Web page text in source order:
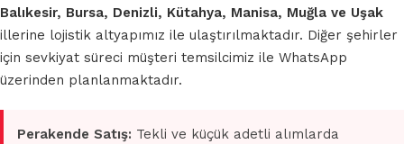
Balıkesir, Bursa, Denizli, Kütahya, Manisa, Muğla ve Uşak
illerine lojistik altyapımız ile ulaştırılmaktadır. Diğer şehirler
için sevkiyat süreci müşteri temsilcimiz ile WhatsApp
üzerinden planlanmaktadır.
Perakende Satış: Tekli ve küçük adetli alımlarda